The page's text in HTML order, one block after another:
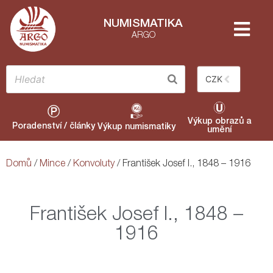
NUMISMATIKA
ARGO
CZK
Poradenství / články Výkup numismatiky
Výkup obrazů a
umění
Domů / Mince / Konvoluty/ František Josef I., 1848 – 1916
František Josef I., 1848 –
1916